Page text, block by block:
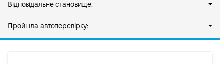
Відповідальне становище:
Пройшла автоперевірку: